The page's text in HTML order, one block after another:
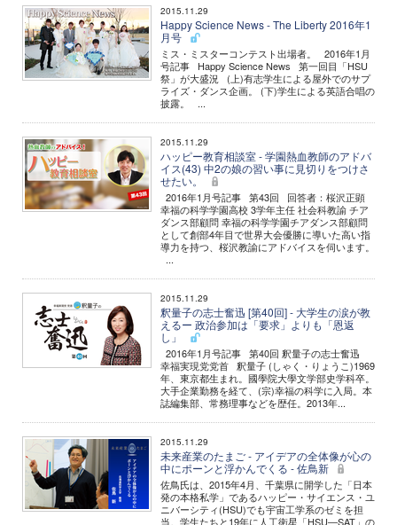
2015.11.29
Happy Science News - The Liberty 2016年1
月号
ミス・ミスターコンテスト出場者。 2016年1月
号記事 Happy Science News 第一回目「HSU
祭」が大盛況 (上)有志学生による屋外でのサプ
ライズ・ダンス企画。 (下)学生による英語合唱の
披露。 ...
2015.11.29
ハッピー教育相談室 - 学園熱血教師のアドバ
イス(43) 中2の娘の習い事に見切りをつけさ
せたい。
2016年1月号記事 第43回 回答者：桜沢正顕
幸福の科学学園高校 3学年主任 社会科教諭 チア
ダンス部顧問 幸福の科学学園チアダンス部顧問
として創部4年目で世界大会優勝に導いた高い指
導力を持つ、桜沢教諭にアドバイスを伺います。
...
2015.11.29
釈量子の志士奮迅 [第40回] - 大学生の涙が教
えるー 政治参加は「要求」よりも「恩返
し」
2016年1月号記事 第40回 釈量子の志士奮迅
幸福実現党党首 釈量子 (しゃく・りょうこ)1969
年、東京都生まれ。國學院大學文学部史学科卒。
大手企業勤務を経て、(宗)幸福の科学に入局。本
誌編集部、常務理事などを歴任。2013年...
2015.11.29
未来産業のたまご - アイデアの全体像が心の
中にポーンと浮かんでくる - 佐鳥新
佐鳥氏は、2015年4月、千葉県に開学した「日本
発の本格私学」であるハッピー・サイエンス・ユ
ニバーシティ(HSU)でも宇宙工学系のゼミを担
当。学生たちと19年に人工衛星「HSU―SAT」の